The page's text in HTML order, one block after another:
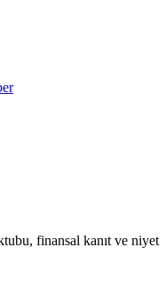
finansal kanıt ve niyet